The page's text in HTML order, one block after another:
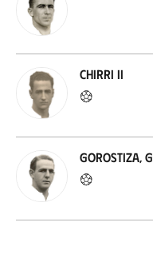
Chirri II
Gorostiza, G